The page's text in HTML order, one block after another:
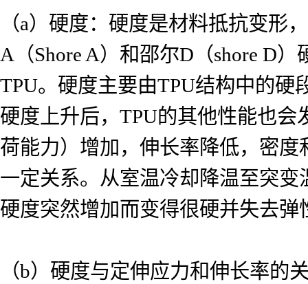
（a）硬度：硬度是材料抵抗变形
A（Shore A）和邵尔D（shore D
TPU。硬度主要由TPU结构中的硬
硬度上升后，TPU的其他性能也
荷能力）增加，伸长率降低，密
一定关系。从室温冷却降温至突
硬度突然增加而变得很硬并失去
（b）硬度与定伸应力和伸长率的